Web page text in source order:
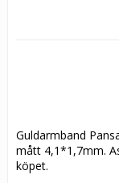
Guldarmband
mått 4,1*1,7mm.
köpet.